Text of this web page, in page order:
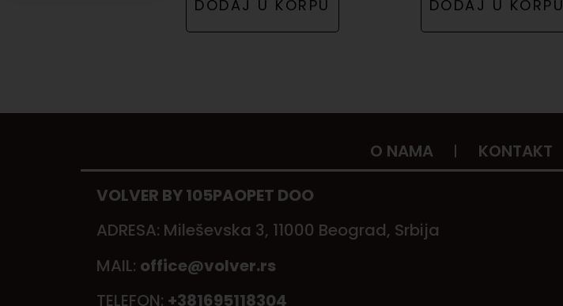
DODAJ U KORPU DODAJ U KORPU
O NAMA KONTAKT
VOLVER BY 105PAOPET DOO
ADRESA: Mileševska 3, 11000 Beograd, Srbija
MAIL: office@volver.rs
TELEFON: +381695118304